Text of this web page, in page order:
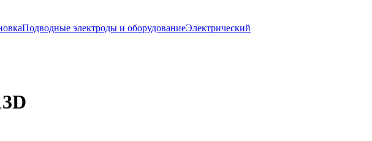
Подводные электроды и оборудованиеЭлектрический